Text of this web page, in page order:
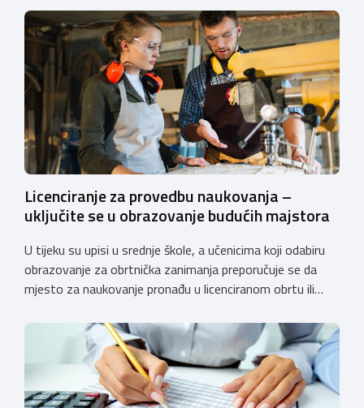
Licenciranje za provedbu naukovanja –
uključite se u obrazovanje budućih majstora
U tijeku su upisi u srednje škole, a učenicima koji odabiru
obrazovanje za obrtnička zanimanja preporučuje se da
mjesto za naukovanje pronađu u licenciranom obrtu ili
koji još nemaju licenciju da pokrenu postupak
licenciranja kako bi budućim učenicima omogućili
kvalitetno i sigurno stjecanje praktičnih znanja, a
istodobno ulagali u razvoj […]